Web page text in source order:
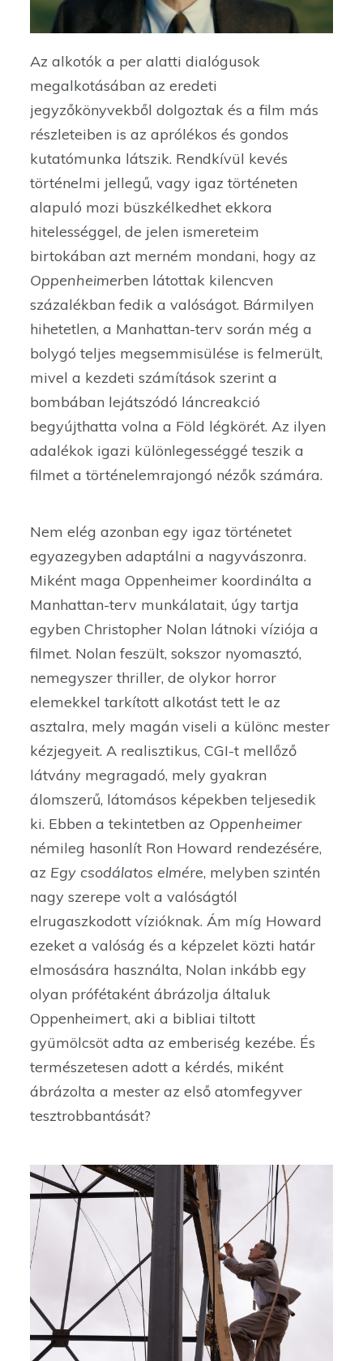
Az alkotók a per alatti dialógusok
megalkotásában az eredeti
jegyzőkönyvekből dolgoztak és a film más
részleteiben is az aprólékos és gondos
kutatómunka látszik. Rendkívül kevés
történelmi jellegű, vagy igaz történeten
alapuló mozi büszkélkedhet ekkora
hitelességgel, de jelen ismereteim
birtokában azt merném mondani, hogy az
Oppenheimerben látottak kilencven
százalékban fedik a valóságot. Bármilyen
hihetetlen, a Manhattan-terv során még a
bolygó teljes megsemmisülése is felmerült,
mivel a kezdeti számítások szerint a
bombában lejátszódó láncreakció
begyújthatta volna a Föld légkörét. Az ilyen
adalékok igazi különlegességgé teszik a
filmet a történelemrajongó nézők számára.
Nem elég azonban egy igaz történetet
egyazegyben adaptálni a nagyvászonra.
Miként maga Oppenheimer koordinálta a
Manhattan-terv munkálatait, úgy tartja
egyben Christopher Nolan látnoki víziója a
filmet. Nolan feszült, sokszor nyomasztó,
nemegyszer thriller, de olykor horror
elemekkel tarkított alkotást tett le az
asztalra, mely magán viseli a különc mester
kézjegyeit. A realisztikus, CGI-t mellőző
látvány megragadó, mely gyakran
álomszerű, látomásos képekben teljesedik
ki. Ebben a tekintetben az Oppenheimer
némileg hasonlít Ron Howard rendezésére,
az Egy csodálatos elmére, melyben szintén
nagy szerepe volt a valóságtól
elrugaszkodott vízióknak. Ám míg Howard
ezeket a valóság és a képzelet közti határ
elmosására használta, Nolan inkább egy
olyan prófétaként ábrázolja általuk
Oppenheimert, aki a bibliai tiltott
gyümölcsöt adta az emberiség kezébe. És
természetesen adott a kérdés, miként
ábrázolta a mester az első atomfegyver
tesztrobbantását?